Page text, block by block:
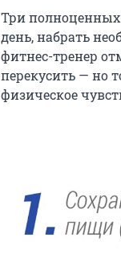
Три полноценных
день, набрать
фитнес-тренер
перекусить — но
физическое